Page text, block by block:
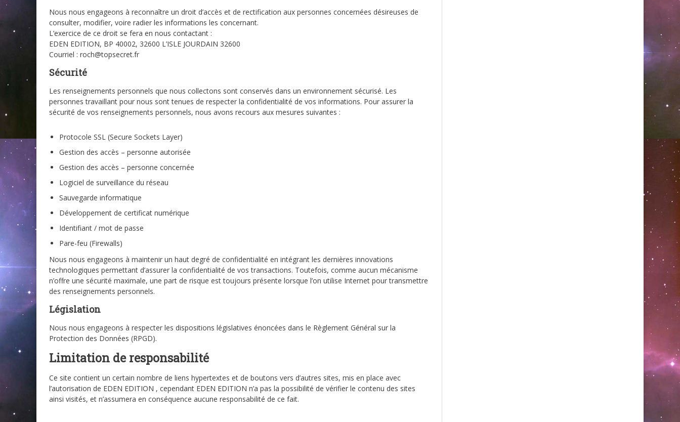
Nous nous engageons à reconnaître un droit d’accès et de rectification aux personnes concernées désireuses de
consulter, modifier, voire radier les informations les concernant.
L’exercice de ce droit se fera en nous contactant :
EDEN EDITION, BP 40002, 32600 L’ISLE JOURDAIN 32600
Courriel : roch@topsecret.fr
Sécurité
Les renseignements personnels que nous collectons sont conservés dans un environnement sécurisé. Les
personnes travaillant pour nous sont tenues de respecter la confidentialité de vos informations. Pour assurer la
sécurité de vos renseignements personnels, nous avons recours aux mesures suivantes :
Protocole SSL (Secure Sockets Layer)
Gestion des accès – personne autorisée
Gestion des accès – personne concernée
Logiciel de surveillance du réseau
Sauvegarde informatique
Développement de certificat numérique
Identifiant / mot de passe
Pare-feu (Firewalls)
Nous nous engageons à maintenir un haut degré de confidentialité en intégrant les dernières innovations
technologiques permettant d’assurer la confidentialité de vos transactions. Toutefois, comme aucun mécanisme
n’offre une sécurité maximale, une part de risque est toujours présente lorsque l’on utilise Internet pour transmettre
des renseignements personnels.
Législation
Nous nous engageons à respecter les dispositions législatives énoncées dans le Règlement Général sur la
Protection des Données (RPGD).
Limitation de responsabilité
Ce site contient un certain nombre de liens hypertextes et de boutons vers d’autres sites, mis en place avec
l’autorisation de EDEN EDITION , cependant EDEN EDITION n’a pas la possibilité de vérifier le contenu des sites
ainsi visités, et n’assumera en conséquence aucune responsabilité de ce fait.